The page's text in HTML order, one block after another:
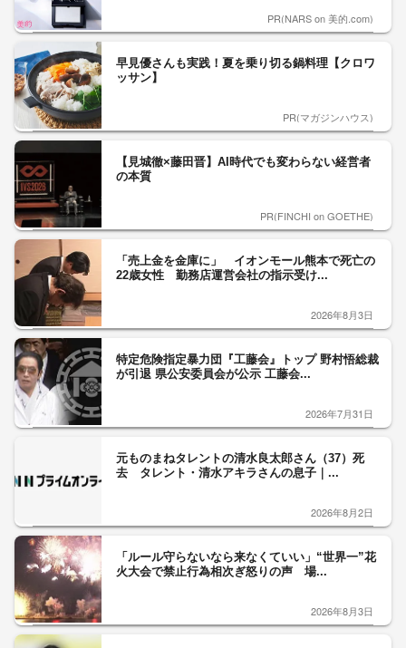
PR(NARS on 美的.com)
早見優さんも実践！夏を乗り切る鍋料理【クロワ
ッサン】
PR(マガジンハウス)
【見城徹×藤田晋】AI時代でも変わらない経営者
の本質
PR(FINCHI on GOETHE)
「売上金を金庫に」 イオンモール熊本で死亡の
22歳女性 勤務店運営会社の指示受け...
2026年8月3日
特定危険指定暴力団『工藤会』トップ 野村悟総裁
が引退 県公安委員会が公示 工藤会...
2026年7月31日
元ものまねタレントの清水良太郎さん（37）死
去 タレント・清水アキラさんの息子｜...
2026年8月2日
「ルール守らないなら来なくていい」“世界一”花
火大会で禁止行為相次ぎ怒りの声 場...
2026年8月3日